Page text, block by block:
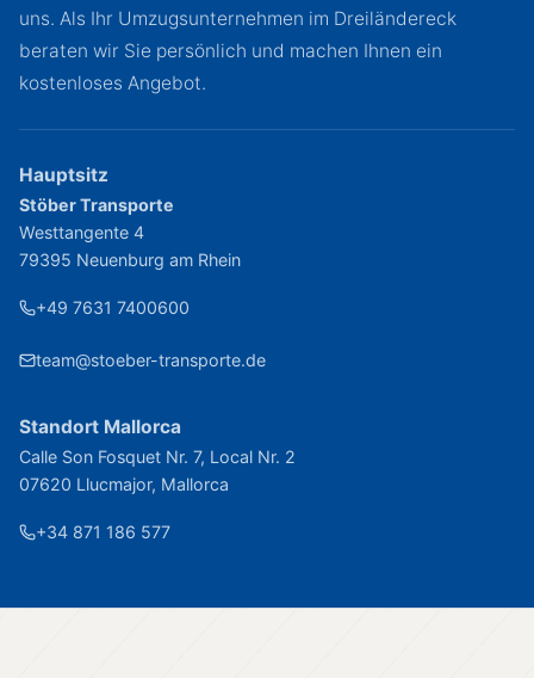
uns. Als Ihr Umzugsunternehmen im Dreiländereck
beraten wir Sie persönlich und machen Ihnen ein
kostenloses Angebot.
Hauptsitz
Stöber Transporte
Westtangente 4
79395 Neuenburg am Rhein
+49 7631 7400600
team@stoeber-transporte.de
Standort Mallorca
Calle Son Fosquet Nr. 7, Local Nr. 2
07620 Llucmajor, Mallorca
+34 871 186 577